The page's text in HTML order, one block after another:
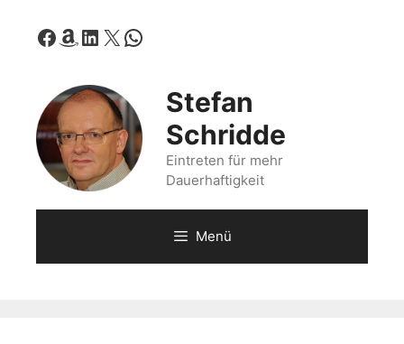
InhaltFacebook
Amazon
LinkedIn
X WhatsApp
Stefan
Schridde
Eintreten für mehr
Dauerhaftigkeit
Menü